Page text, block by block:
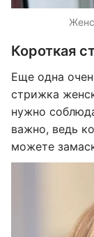
Короткая
Еще одна
стрижка
нужно
важно, ведь
можете